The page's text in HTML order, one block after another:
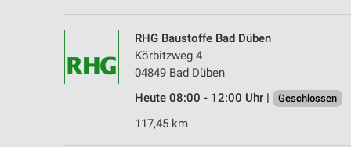
RHG Baustoffe Bad Düben
Körbitzweg 4
04849 Bad Düben
Heute 08:00 - 12:00 Uhr |
Geschlossen
117,45 km
Performance